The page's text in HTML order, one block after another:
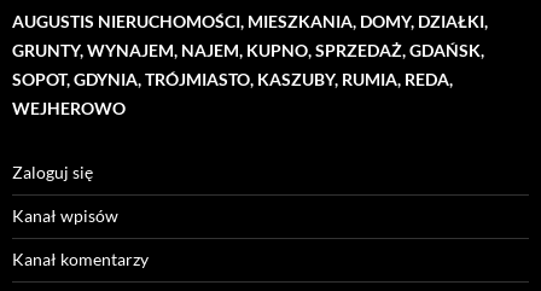
AUGUSTIS NIERUCHOMOŚCI, MIESZKANIA, DOMY, DZIAŁKI,
GRUNTY, WYNAJEM, NAJEM, KUPNO, SPRZEDAŻ, GDAŃSK,
SOPOT, GDYNIA, TRÓJMIASTO, KASZUBY, RUMIA, REDA,
WEJHEROWO
Zaloguj się
Kanał wpisów
Kanał komentarzy